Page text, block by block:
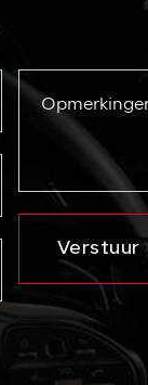
Verstuur